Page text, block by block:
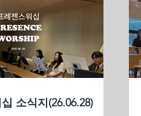
소식지(26.06.28)